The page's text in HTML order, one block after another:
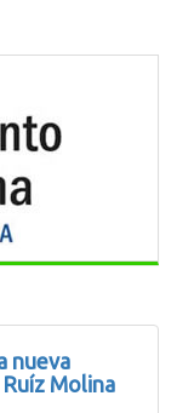
nueva
Molina